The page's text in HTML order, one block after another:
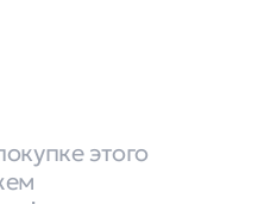
этого